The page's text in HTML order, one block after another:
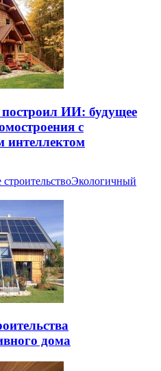
ИИ: будущее
с
интеллектом
Экологичный
дома